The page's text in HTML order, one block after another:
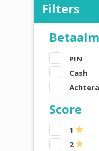
Filters
PIN
Cash
Score
1
2